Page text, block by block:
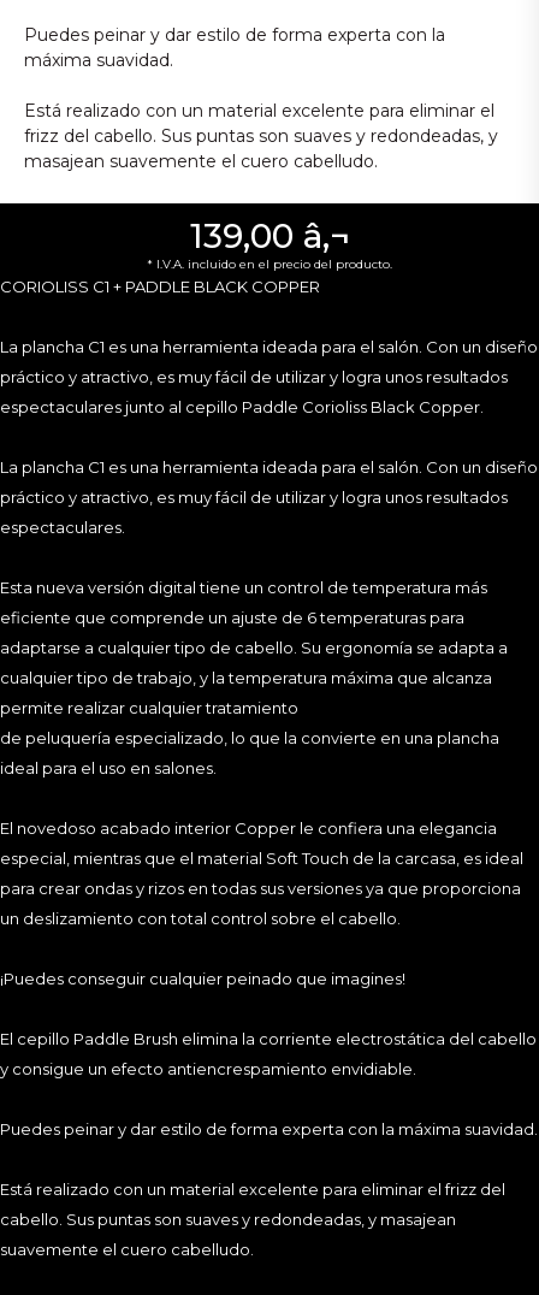
139,00 â‚¬
* I.V.A. incluido en el precio del producto.
CORIOLISS C1 + PADDLE BLACK COPPER
La plancha C1 es una herramienta ideada para el salón. Con un diseño
práctico y atractivo, es muy fácil de utilizar y logra unos resultados
espectaculares junto al cepillo Paddle Corioliss Black Copper.
La plancha C1 es una herramienta ideada para el salón. Con un diseño
práctico y atractivo, es muy fácil de utilizar y logra unos resultados
espectaculares.
Esta nueva versión digital tiene un control de temperatura más
eficiente que comprende un ajuste de 6 temperaturas para
adaptarse a cualquier tipo de cabello. Su ergonomía se adapta a
cualquier tipo de trabajo, y la temperatura máxima que alcanza
permite realizar cualquier tratamiento
de peluquería especializado, lo que la convierte en una plancha
ideal para el uso en salones.
El novedoso acabado interior Copper le confiera una elegancia
especial, mientras que el material Soft Touch de la carcasa, es ideal
para crear ondas y rizos en todas sus versiones ya que proporciona
un deslizamiento con total control sobre el cabello.
¡Puedes conseguir cualquier peinado que imagines!
El cepillo Paddle Brush elimina la corriente electrostática del cabello
y consigue un efecto antiencrespamiento envidiable.
Puedes peinar y dar estilo de forma experta con la máxima suavidad.
Está realizado con un material excelente para eliminar el frizz del
cabello. Sus puntas son suaves y redondeadas, y masajean
suavemente el cuero cabelludo.
Puedes peinar y dar estilo de forma experta con la
máxima suavidad.
Está realizado con un material excelente para eliminar el
frizz del cabello. Sus puntas son suaves y redondeadas, y
masajean suavemente el cuero cabelludo.
ergonómica que garantizan un agarre seguro para trabajar
fácilmente. Además, su punta extraíble permite la división
del cabello con una sola mano.
CARACTERÍSTICAS PLANCHA:
•Acabado Carcasa Soft Touch.
•Control de temperatura digital integrado. La temperatura
•Nanotecnología de partículas de plata. Se eliminan el
99,9% de las bacterias.
•Sistema de calor infrarrojo. Cuida la fibra al máximo.
•Tecnología de iones negativos. Desaparece la electricidad
estática del cabello dejándolo suave, sedoso y brillante.
•Tiempo de calentamiento 20 segundos.
•Voltaje dual. Ideal para viajar.
•Cable de 3 metros con base giratoria 360º.
•Funda de viaje y protector de silicona incluídos.
PADDLE:
• Fácil cepillado.
• Mango suave.